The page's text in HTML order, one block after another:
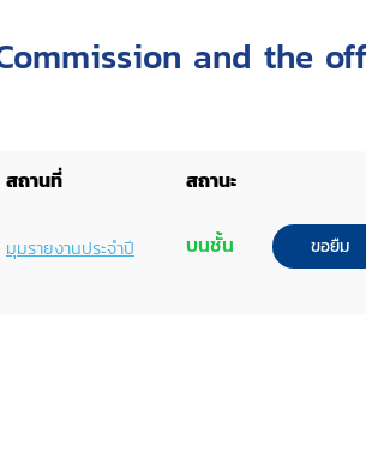
and the
สถานที่ สถานะ
มุมรายงานประจำปี บนชั้น ขอยืม